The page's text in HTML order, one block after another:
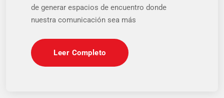
de generar espacios de encuentro donde
nuestra comunicación sea más
Leer Completo